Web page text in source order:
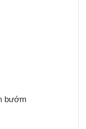
bướm